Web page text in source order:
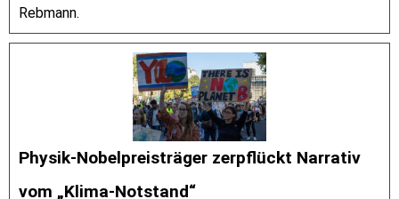
Rebmann.
Physik-Nobelpreisträger zerpflückt Narrativ
vom „Klima-Notstand“